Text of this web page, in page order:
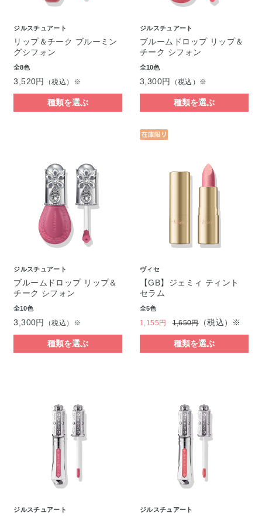
ジルスチュアート
リップ＆チーク ブルーミン
グシフォン
全8色
3,520円 （税込）※
種類を選ぶ
ジルスチュアート
ブルームドロップ リップ＆
チーク シフォン
全10色
3,300円 （税込）※
種類を選ぶ
ジルスチュアート
ブルームドロップ リップ＆
チーク シフォン
全10色
3,300円 （税込）※
種類を選ぶ
ヴィセ
【GB】ジェミィ ティント
セラム
全5色
1,155円 1,650円（税込）※
種類を選ぶ
ジルスチュアート ジルスチュアート